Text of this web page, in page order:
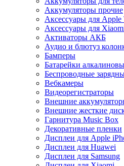
Аккумуляторы прочие
Аксессуары для Apple
Аксессуары для
Активаторы АКБ
Аудио и блютуз
Бамперы
Батарейки
Беспроводные
Вебкамеры
Видеорегистраторы
Внешние
Внешние жесткие
Гарнитура Music Box
Декоративные пленки
Дисплеи для Apple
Дисплеи для Huawei
Дисплеи для Samsung